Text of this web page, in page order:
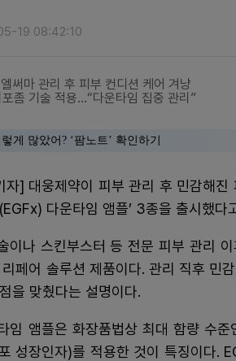
19 08:42:10
엘써마 관리 후 피부 컨디션 케어 겨냥
좀 기술 적용…“다운타임 집중 관리”
게 많았어? ‘팜노트’ 확인하기
자] 대웅제약이 피부 관리 후 민감해
다운타임 앰플’ 3종을 출시했다
이나 스킨부스터 등 전문 피부 관리
페어 솔루션 제품이다. 관리 직후 민
을 맞췄다는 설명이다.
임 앰플은 화장품법상 최대 함량 수
성장인자)를 적용한 것이 특징이다.